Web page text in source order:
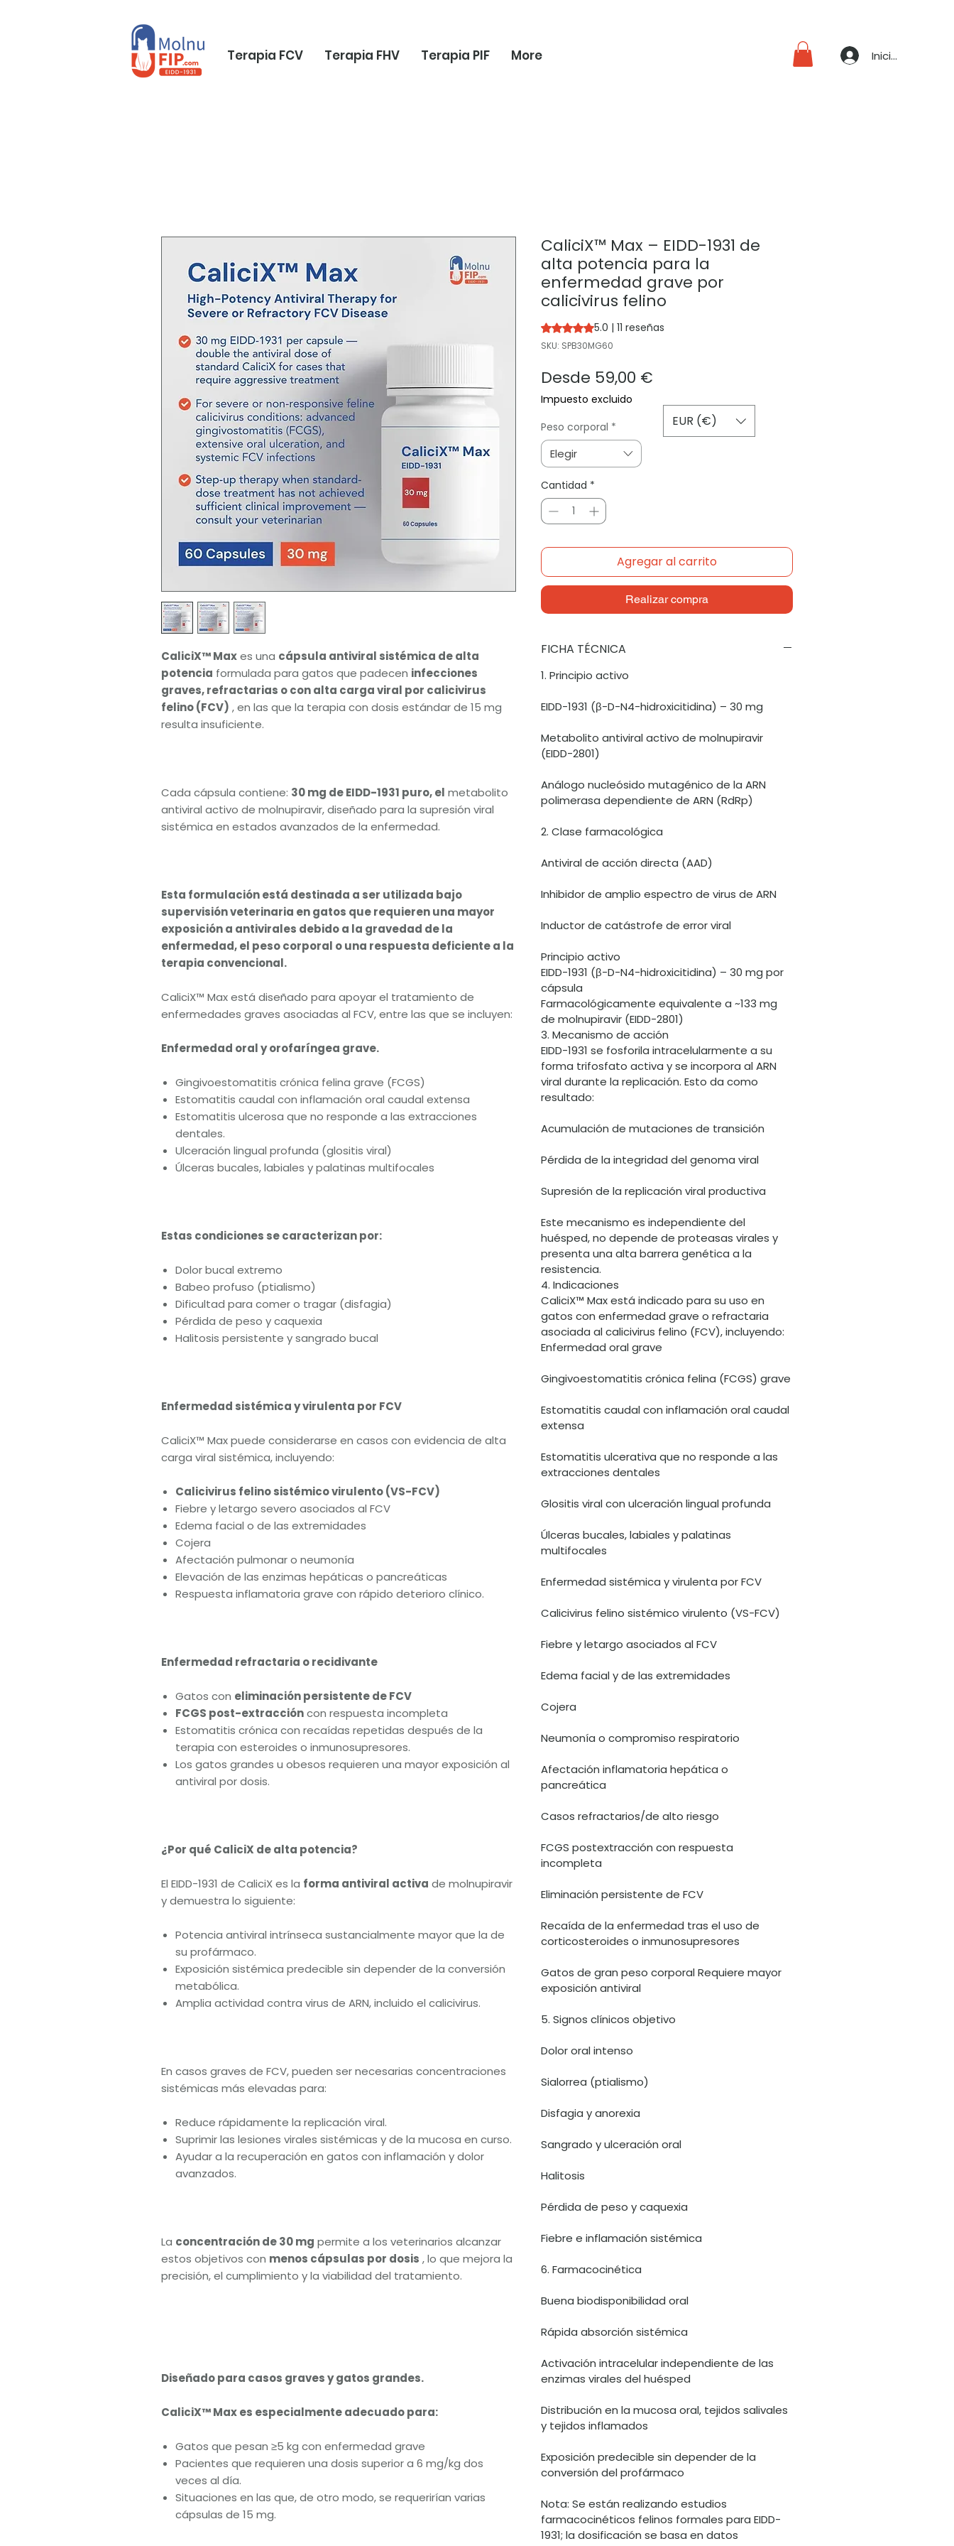
Terapia FCV Terapia FHV Terapia PIF More Iniciar sesión
CaliciX™ Maxes una cápsula antiviral sistémica de alta
potencia formulada para gatos que padecen infecciones
graves, refractarias o con alta carga viral por calicivirus
felino (FCV) , en las que la terapia con dosis estándar de 15 mg
resulta insuficiente.
Cada cápsula contiene: 30 mg de EIDD-1931 puro, el metabolito
antiviral activo de molnupiravir, diseñado para la supresión viral
sistémica en estados avanzados de la enfermedad.
Esta formulación está destinada a ser utilizada bajo
supervisión veterinaria en gatos que requieren una mayor
exposición a antivirales debido a la gravedad de la
enfermedad, el peso corporal o una respuesta deficiente a la
terapia convencional.
CaliciX™ Max está diseñado para apoyar el tratamiento de
enfermedades graves asociadas al FCV, entre las que se incluyen:
Enfermedad oral y orofaríngea grave.
Gingivoestomatitis crónica felina grave (FCGS)
Estomatitis caudal con inflamación oral caudal extensa
Estomatitis ulcerosa que no responde a las extracciones
dentales.
Ulceración lingual profunda (glositis viral)
Úlceras bucales, labiales y palatinas multifocales
Estas condiciones se caracterizan por:
Dolor bucal extremo
Babeo profuso (ptialismo)
Dificultad para comer o tragar (disfagia)
Pérdida de peso y caquexia
Halitosis persistente y sangrado bucal
Enfermedad sistémica y virulenta por FCV
CaliciX™ Max puede considerarse en casos con evidencia de alta
carga viral sistémica, incluyendo:
Calicivirus felino sistémico virulento (VS-FCV)
Fiebre y letargo severo asociados al FCV
Edema facial o de las extremidades
Cojera
Afectación pulmonar o neumonía
Elevación de las enzimas hepáticas o pancreáticas
Respuesta inflamatoria grave con rápido deterioro clínico.
Enfermedad refractaria o recidivante
Gatos con eliminación persistente de FCV
FCGS post-extraccióncon respuesta incompleta
Estomatitis crónica con recaídas repetidas después de la
terapia con esteroides o inmunosupresores.
Los gatos grandes u obesos requieren una mayor exposición al
antiviral por dosis.
¿Por qué CaliciX de alta potencia?
El EIDD-1931 de CaliciX es la forma antiviral activa de molnupiravir
y demuestra lo siguiente:
Potencia antiviral intrínseca sustancialmente mayor que la de
su profármaco.
Exposición sistémica predecible sin depender de la conversión
metabólica.
Amplia actividad contra virus de ARN, incluido el calicivirus.
En casos graves de FCV, pueden ser necesarias concentraciones
sistémicas más elevadas para:
Reduce rápidamente la replicación viral.
Suprimir las lesiones virales sistémicas y de la mucosa en curso.
Ayudar a la recuperación en gatos con inflamación y dolor
avanzados.
La concentración de 30 mg permite a los veterinarios alcanzar
estos objetivos con menos cápsulas por dosis , lo que mejora la
precisión, el cumplimiento y la viabilidad del tratamiento.
Diseñado para casos graves y gatos grandes.
CaliciX™ Max es especialmente adecuado para:
Gatos que pesan ≥5 kg con enfermedad grave
Pacientes que requieren una dosis superior a 6 mg/kg dos
veces al día.
Situaciones en las que, de otro modo, se requerirían varias
cápsulas de 15 mg.
CaliciX™ Max – EIDD-1931 de
alta potencia para la
enfermedad grave por
calicivirus felino
Según 11 reseñas, la calificación es de 5.0 de 5 estrellas
5.0 | 11 reseñas
SKU: SPB30MG60
Desde 59,00 €
oferta
Impuesto excluido
Peso corporal *
Elegir
Cantidad *
Agregar al carrito
Realizar compra
FICHA TÉCNICA
1. Principio activo
EIDD-1931 (β-D-N4-hidroxicitidina) – 30 mg
Metabolito antiviral activo de molnupiravir
(EIDD-2801)
Análogo nucleósido mutagénico de la ARN
polimerasa dependiente de ARN (RdRp)
2. Clase farmacológica
Antiviral de acción directa (AAD)
Inhibidor de amplio espectro de virus de ARN
Inductor de catástrofe de error viral
Principio activo
EIDD-1931 (β-D-N4-hidroxicitidina) – 30 mg por
cápsula
Farmacológicamente equivalente a ~133 mg
de molnupiravir (EIDD-2801)
3. Mecanismo de acción
EIDD-1931 se fosforila intracelularmente a su
forma trifosfato activa y se incorpora al ARN
viral durante la replicación. Esto da como
resultado:
Acumulación de mutaciones de transición
Pérdida de la integridad del genoma viral
Supresión de la replicación viral productiva
Este mecanismo es independiente del
huésped, no depende de proteasas virales y
presenta una alta barrera genética a la
resistencia.
4. Indicaciones
CaliciX™ Max está indicado para su uso en
gatos con enfermedad grave o refractaria
asociada al calicivirus felino (FCV), incluyendo:
Enfermedad oral grave
Gingivoestomatitis crónica felina (FCGS) grave
Estomatitis caudal con inflamación oral caudal
extensa
Estomatitis ulcerativa que no responde a las
extracciones dentales
Glositis viral con ulceración lingual profunda
Úlceras bucales, labiales y palatinas
multifocales
Enfermedad sistémica y virulenta por FCV
Calicivirus felino sistémico virulento (VS-FCV)
Fiebre y letargo asociados al FCV
Edema facial y de las extremidades
Cojera
Neumonía o compromiso respiratorio
Afectación inflamatoria hepática o
pancreática
Casos refractarios/de alto riesgo
FCGS postextracción con respuesta
incompleta
Eliminación persistente de FCV
Recaída de la enfermedad tras el uso de
corticosteroides o inmunosupresores
Gatos de gran peso corporal Requiere mayor
exposición antiviral
5. Signos clínicos objetivo
Dolor oral intenso
Sialorrea (ptialismo)
Disfagia y anorexia
Sangrado y ulceración oral
Halitosis
Pérdida de peso y caquexia
Fiebre e inflamación sistémica
6. Farmacocinética
Buena biodisponibilidad oral
Rápida absorción sistémica
Activación intracelular independiente de las
enzimas virales del huésped
Distribución en la mucosa oral, tejidos salivales
y tejidos inflamados
Exposición predecible sin depender de la
conversión del profármaco
Nota: Se están realizando estudios
farmacocinéticos felinos formales para EIDD-
1931; la dosificación se basa en datos
EUR (€)